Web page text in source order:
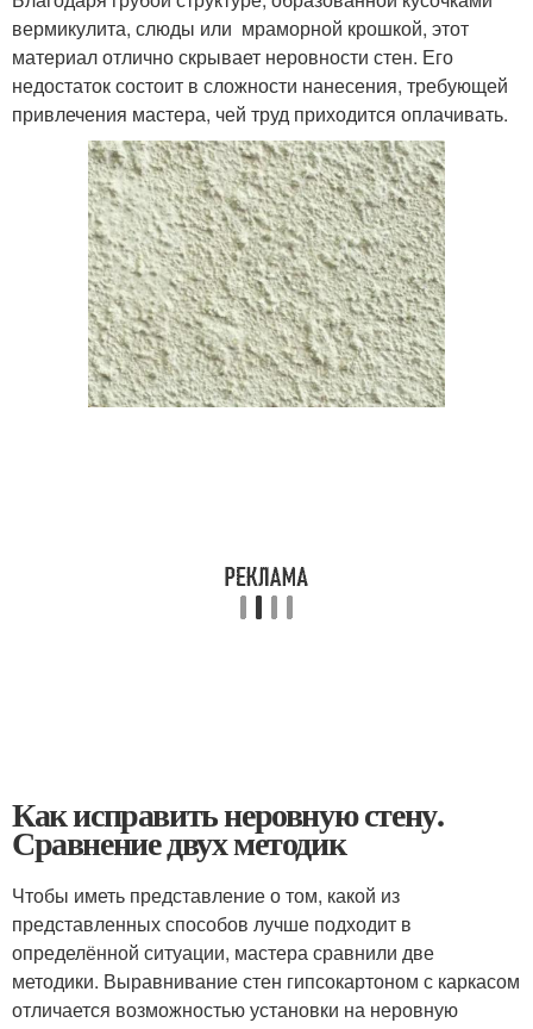
вермикулита, слюды или мраморной крошкой, этот
материал отлично скрывает неровности стен. Его
недостаток состоит в сложности нанесения, требующей
привлечения мастера, чей труд приходится оплачивать.
Как исправить неровную стену.
Сравнение двух методик
Чтобы иметь представление о том, какой из
представленных способов лучше подходит в
определённой ситуации, мастера сравнили две
методики. Выравнивание стен гипсокартоном с каркасом
отличается возможностью установки на неровную